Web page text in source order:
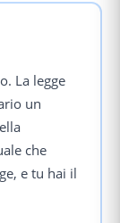
La legge
un
che
e tu hai il